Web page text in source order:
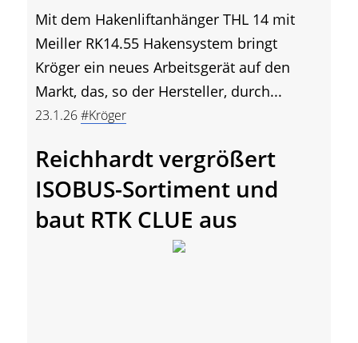
Mit dem Hakenliftanhänger THL 14 mit
Meiller RK14.55 Hakensystem bringt
Kröger ein neues Arbeitsgerät auf den
Markt, das, so der Hersteller, durch...
23.1.26#Kröger
Reichhardt vergrößert
ISOBUS-Sortiment und
baut RTK CLUE aus